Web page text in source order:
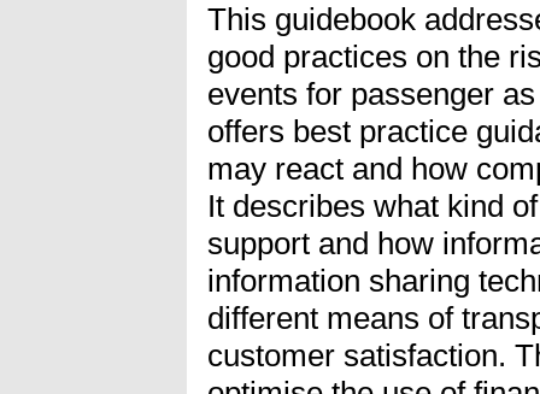
This guidebook
good practices on the
events for passenger
offers best practice
may react and how
It describes what kind
support and how
information sharing
different means of
customer satisfaction.